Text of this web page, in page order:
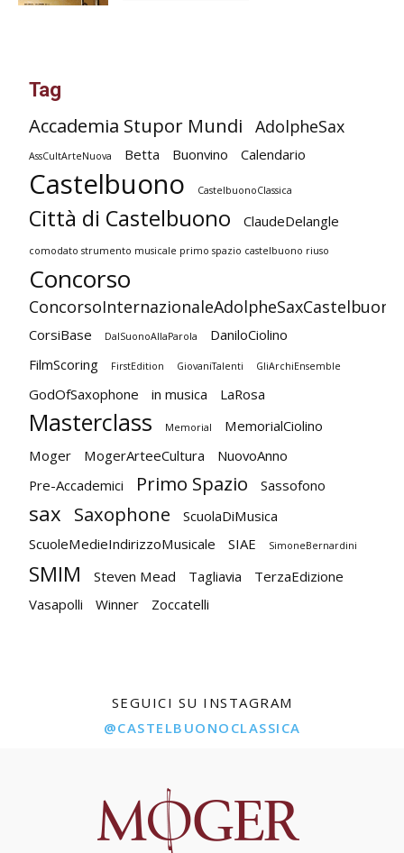
Tag
Accademia Stupor Mundi AdolpheSax
AssCultArteNuova Betta Buonvino Calendario
Castelbuono CastelbuonoClassica
Città di Castelbuono ClaudeDelangle
comodato strumento musicale primo spazio castelbuono riuso
Concorso
ConcorsoInternazionaleAdolpheSaxCastelbuono
CorsiBase DalSuonoAllaParola
DaniloCiolino
FilmScoring
FirstEdition GiovaniTalenti GliArchiEnsemble
GodOfSaxophone in musica LaRosa
Masterclass Memorial
MemorialCiolino
Moger
MogerArteeCultura
NuovoAnno
Pre-Accademici
Primo Spazio Sassofono
sax Saxophone
ScuolaDiMusica
ScuoleMedieIndirizzoMusicale
SIAE SimoneBernardini
SMIM Steven Mead Tagliavia
TerzaEdizione
Vasapolli
Winner Zoccatelli
SEGUICI SU INSTAGRAM
@CASTELBUONOCLASSICA